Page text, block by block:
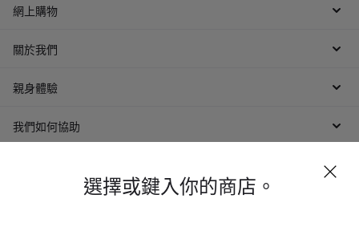
選擇或鍵入你的商店。
網上購物
關於我們
親身體驗
我們如何協助